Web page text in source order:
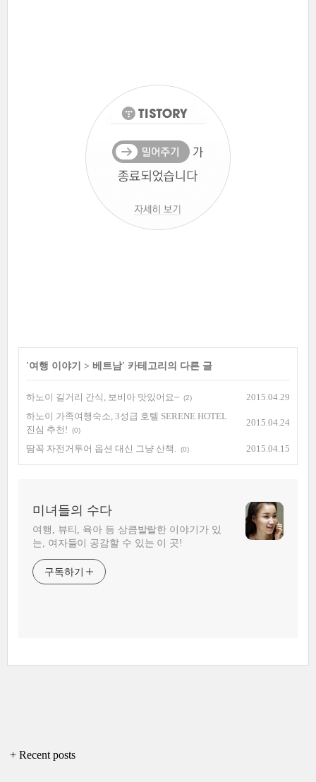
'여행 이야기 > 베트남' 카테고리의 다른 글
하노이 길거리 간식, 보비아 맛있어요~ (2)
2015.04.29
하노이 가족여행숙소, 3성급 호텔 SERENE HOTEL
진심 추천!
(0)
2015.04.24
땀꼭 자전거투어 옵션 대신 그냥 산책. (0) 2015.04.15
미녀들의 수다
여행, 뷰티, 육아 등 상큼발랄한 이야기가 있
는, 여자들이 공감할 수 있는 이 곳!
구독하기
+ Recent posts